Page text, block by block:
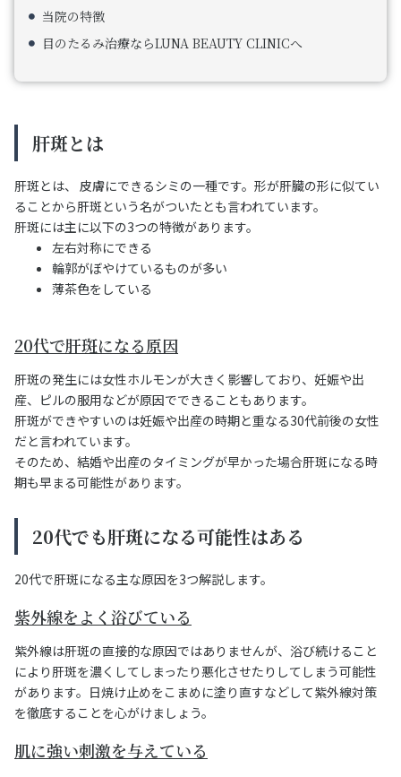
当院の特徴
目のたるみ治療ならLUNA BEAUTY CLINICへ
肝斑とは
肝斑とは、 皮膚にできるシミの一種です。形が肝臓の形に似てい
ることから肝斑という名がついたとも言われています。
肝斑には主に以下の3つの特徴があります。
左右対称にできる
輪郭がぼやけているものが多い
薄茶色をしている
20代で肝斑になる原因
肝斑の発生には女性ホルモンが大きく影響しており、妊娠や出
産、ピルの服用などが原因でできることもあります。
肝斑ができやすいのは妊娠や出産の時期と重なる30代前後の女性
だと言われています。
そのため、結婚や出産のタイミングが早かった場合肝斑になる時
期も早まる可能性があります。
20代でも肝斑になる可能性はある
20代で肝斑になる主な原因を3つ解説します。
紫外線をよく浴びている
紫外線は肝斑の直接的な原因ではありませんが、浴び続けること
により肝斑を濃くしてしまったり悪化させたりしてしまう可能性
があります。日焼け止めをこまめに塗り直すなどして紫外線対策
を徹底することを心がけましょう。
肌に強い刺激を与えている